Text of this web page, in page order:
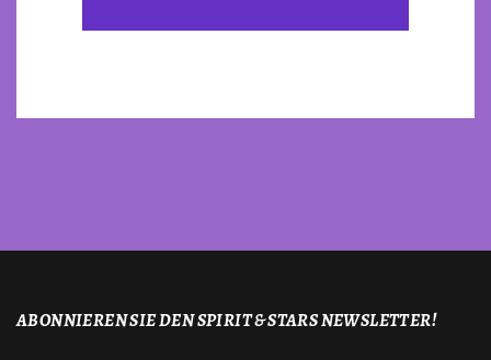
ABONNIEREN SIE DEN SPIRIT & STARS NEWSLETTER!